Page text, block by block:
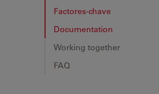
Factores-chave
Documentation
Working together
FAQ